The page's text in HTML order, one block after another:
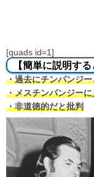
[quads id=1]
【簡単に説明する
・過去にチンパンジ
・メスチンパンジー
・非道徳的だと批判